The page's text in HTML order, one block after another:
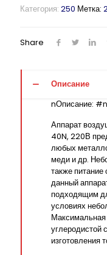
Категория: 250 Метка:
Share
Описание
nОписание:
Аппарат
40N, 220В
любых
меди и др.
также
данный
подходящим
условиях
Максимальная
углеродистой
изготовления